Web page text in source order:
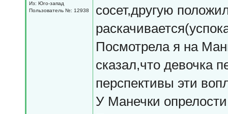
Из: Юго-запад
Пользователь №: 12938
сосет,другую
Посмотрела я на
сказал,что девочка
перспективы эти
У Манечки